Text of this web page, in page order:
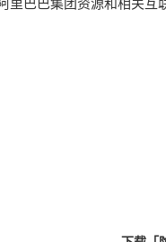
里巴巴集团资源和相关互